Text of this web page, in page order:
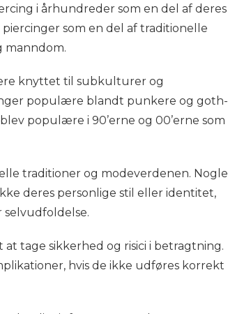
i århundreder som en del af deres
som en del af traditionelle
manndom.
knyttet til subkulturer og
populære blandt punkere og goth-
populære i 90’erne og 00’erne som
traditioner og modeverdenen. Nogle
deres personlige stil eller identitet,
selvudfoldelse.
tage sikkerhed og risici i betragtning.
hvis de ikke udføres korrekt